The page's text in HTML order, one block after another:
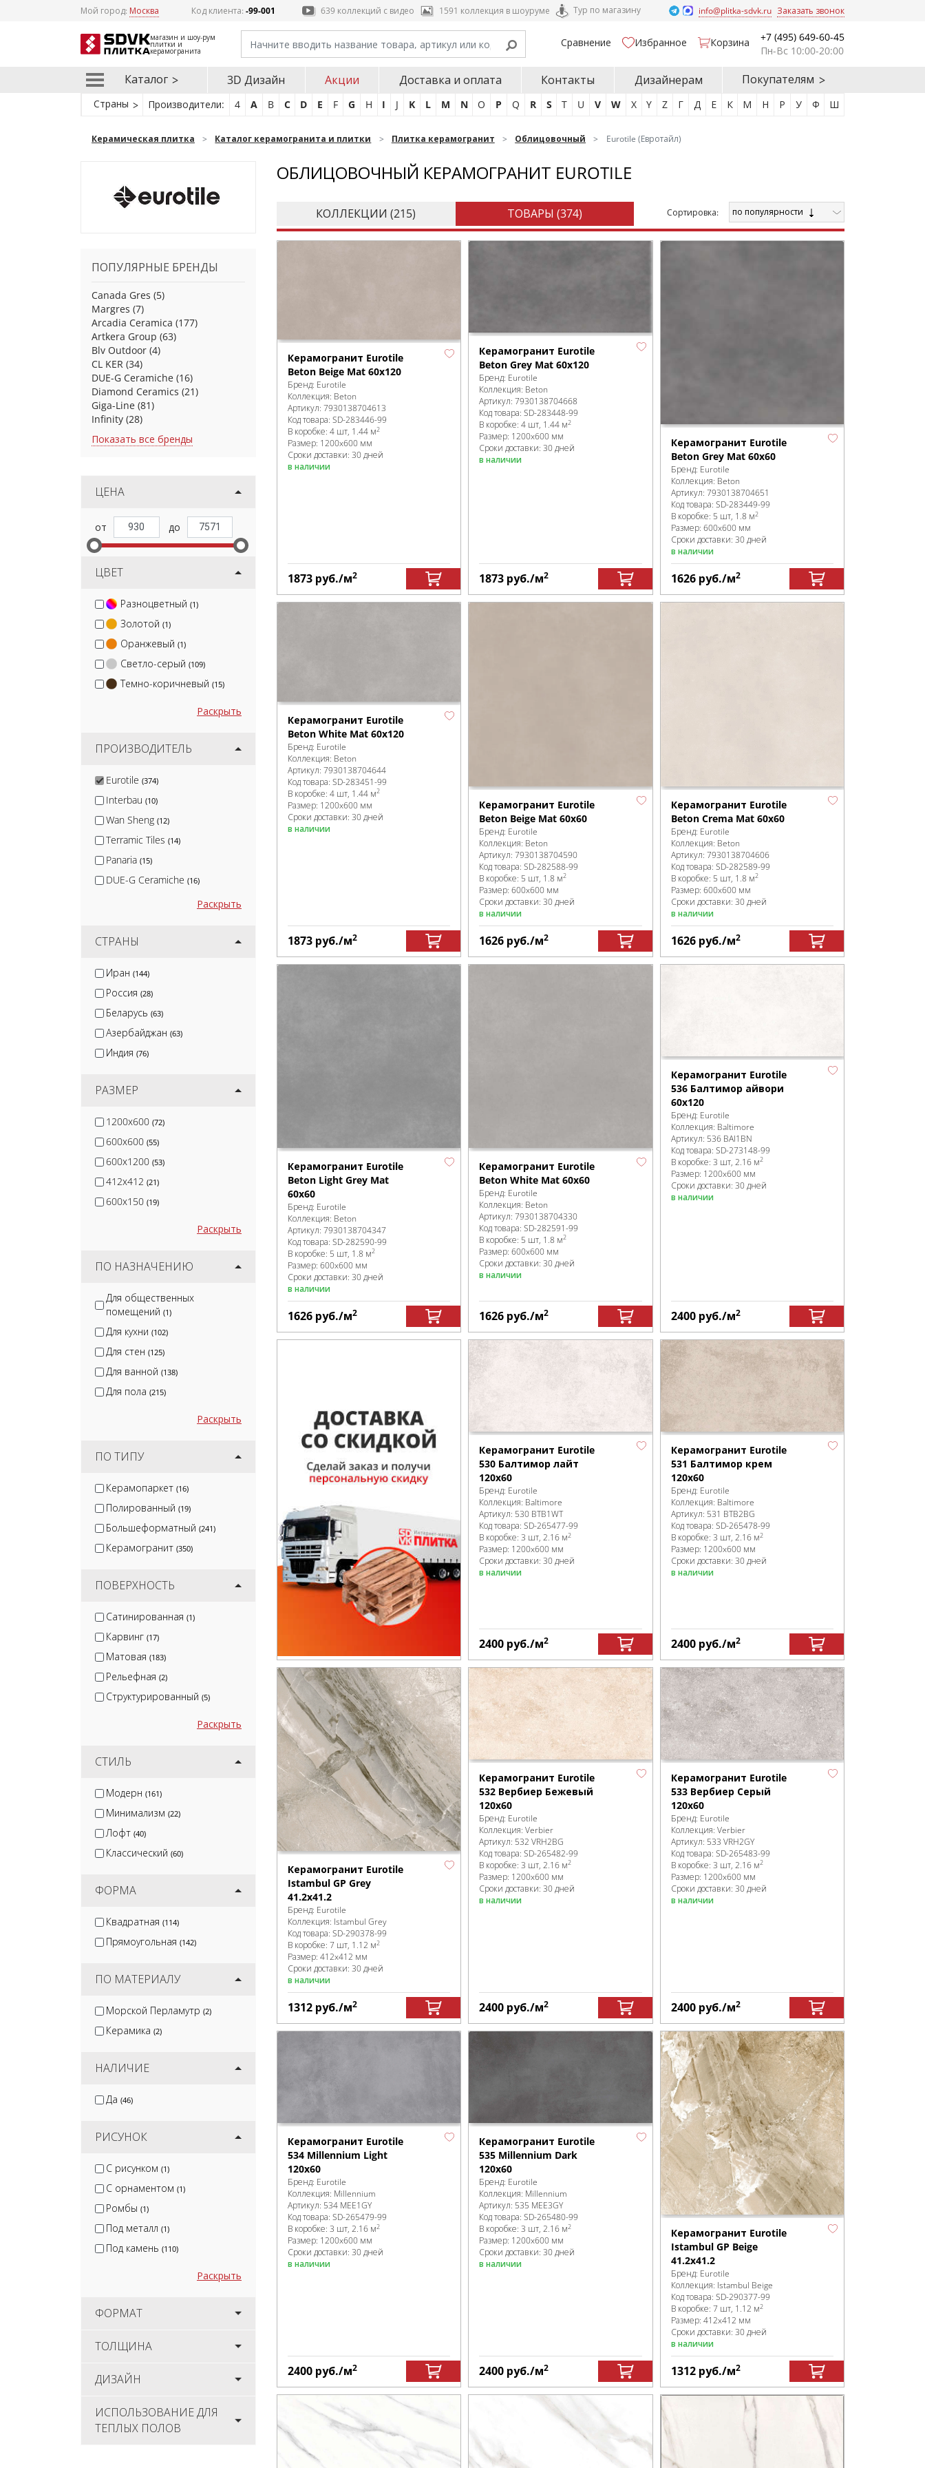
Мой город: Москва Код клиента: -99-001 639 коллекций с видео 1591 коллекция в шоуруме Тур по магазину info@plitka-sdvk.ru Заказать звонок
магазин и шоу-рум
плитки и
керамогранита
Сравнение Избранное Корзина
+7 (495) 649-60-45
Пн-Вс 10:00-20:00
Каталог 3D Дизайн Акции Доставка и оплата Контакты Дизайнерам Покупателям
Страны Производители: 4 A B C D E F G H I J K L M N O P Q R S T U V W X Y Z Г Д Е К М Н Р У Ф Ш
Керамическая плитка Каталог керамогранита и плитки Плитка керамогранит Облицовочный Eurotile (Евротайл)
ПОПУЛЯРНЫЕ БРЕНДЫ
Canada Gres (5)
Margres (7)
Arcadia Ceramica (177)
Artkera Group (63)
Blv Outdoor (4)
CL KER (34)
DUE-G Ceramiche (16)
Diamond Ceramics (21)
Giga-Line (81)
Infinity (28)
Показать все бренды
ЦЕНА
ЦВЕТ
Разноцветный (1)
Золотой (1)
Оранжевый (1)
Светло-серый (109)
Темно-коричневый (15)
Раскрыть
ПРОИЗВОДИТЕЛЬ
Eurotile (374)
Interbau (10)
Wan Sheng (12)
Terramic Tiles (14)
Panaria (15)
DUE-G Ceramiche (16)
KerLab
Diamond Ceramics
Metlah.Store
Раскрыть
СТРАНЫ
Иран (144)
Россия (28)
Беларусь (63)
Азербайджан (63)
Индия (76)
РАЗМЕР
1200x600 (72)
600x600 (55)
600x1200 (53)
412x412 (21)
600x150 (19)
Раскрыть
ПО НАЗНАЧЕНИЮ
Для общественных
помещений (1)
Для кухни (102)
Для стен (125)
Для ванной (138)
Для пола (215)
Раскрыть
ПО ТИПУ
Керамопаркет (16)
Полированный (19)
Большеформатный (241)
Керамогранит (350)
ПОВЕРХНОСТЬ
Сатинированная (1)
Карвинг (17)
Матовая (183)
Рельефная (2)
Структурированный (5)
Раскрыть
СТИЛЬ
Модерн (161)
Минимализм (22)
Лофт (40)
Классический (60)
ФОРМА
Квадратная (114)
Прямоугольная (142)
ПО МАТЕРИАЛУ
Морской Перламутр (2)
Керамика (2)
НАЛИЧИЕ
Да (46)
РИСУНОК
С рисунком (1)
С орнаментом (1)
Ромбы (1)
Под металл (1)
Под камень (110)
Раскрыть
ФОРМАТ
ТОЛЩИНА
ДИЗАЙН
ИСПОЛЬЗОВАНИЕ ДЛЯ
ТЕПЛЫХ ПОЛОВ
ОБЛИЦОВОЧНЫЙ КЕРАМОГРАНИТ EUROTILE
КОЛЛЕКЦИИ (215) ТОВАРЫ (374) Cортировка: по популярности
Керамогранит Eurotile
Beton Beige Mat 60x120
Бренд: Eurotile
Коллекция: Beton
Артикул: 7930138704613
Код товара: SD-283446-99
В коробке: 4 шт, 1.44 м2
Размер: 1200x600 мм
Сроки доставки: 30 дней
в наличии
1873 руб./м2
Керамогранит Eurotile
Beton Grey Mat 60x120
Бренд: Eurotile
Коллекция: Beton
Артикул:7930138704668
Код товара:SD-283448-99
В коробке:4 шт, 1.44 м2
Размер: 1200x600 мм
Сроки доставки: 30 дней
в наличии
1873 руб./м2
Керамогранит Eurotile
Beton Grey Mat 60x60
Бренд: Eurotile
Коллекция: Beton
Артикул: 7930138704651
Код товара: SD-283449-99
В коробке: 5 шт, 1.8 м2
Размер: 600x600 мм
Сроки доставки: 30 дней
в наличии
1626 руб./м2
Керамогранит Eurotile
Beton White Mat 60x120
Бренд: Eurotile
Коллекция: Beton
Артикул: 7930138704644
Код товара: SD-283451-99
В коробке: 4 шт, 1.44 м2
Размер: 1200x600 мм
Сроки доставки: 30 дней
в наличии
1873 руб./м2
Керамогранит Eurotile
Beton Beige Mat 60x60
Бренд: Eurotile
Коллекция: Beton
Артикул:7930138704590
Код товара:SD-282588-99
В коробке: 5 шт, 1.8 м2
Размер:600x600 мм
Сроки доставки: 30 дней
в наличии
1626 руб./м2
Керамогранит Eurotile
Beton Crema Mat 60x60
Бренд: Eurotile
Коллекция: Beton
Артикул: 7930138704606
Код товара: SD-282589-99
В коробке: 5 шт, 1.8 м2
Размер: 600x600 мм
Сроки доставки: 30 дней
в наличии
1626 руб./м2
Керамогранит Eurotile
Beton Light Grey Mat
60x60
Бренд: Eurotile
Коллекция: Beton
Артикул: 7930138704347
Код товара: SD-282590-99
В коробке: 5 шт, 1.8 м2
Размер: 600x600 мм
Сроки доставки: 30 дней
в наличии
1626 руб./м2
Керамогранит Eurotile
Beton White Mat 60x60
Бренд: Eurotile
Коллекция: Beton
Артикул:7930138704330
Код товара:SD-282591-99
В коробке: 5 шт, 1.8 м2
Размер:600x600 мм
Сроки доставки: 30 дней
в наличии
1626 руб./м2
Керамогранит Eurotile
536 Балтимор айвори
60x120
Бренд: Eurotile
Коллекция: Baltimore
Артикул: 536 BAI1BN
Код товара: SD-273148-99
В коробке: 3 шт, 2.16 м2
Размер: 1200x600 мм
Сроки доставки: 30 дней
в наличии
2400 руб./м2
Керамогранит Eurotile
530 Балтимор лайт
120x60
Бренд: Eurotile
Коллекция: Baltimore
Артикул: 530 BTB1WT
Код товара:SD-265477-99
В коробке:3 шт, 2.16 м2
Размер: 1200x600 мм
Сроки доставки: 30 дней
в наличии
2400 руб./м2
Керамогранит Eurotile
531 Балтимор крем
120x60
Бренд: Eurotile
Коллекция: Baltimore
Артикул: 531 BTB2BG
Код товара: SD-265478-99
В коробке: 3 шт, 2.16 м2
Размер: 1200x600 мм
Сроки доставки: 30 дней
в наличии
2400 руб./м2
Керамогранит Eurotile
Istambul GP Grey
41.2x41.2
Бренд: Eurotile
Коллекция: Istambul Grey
Код товара: SD-290378-99
В коробке: 7 шт, 1.12 м2
Размер: 412x412 мм
Сроки доставки: 30 дней
в наличии
1312 руб./м2
Керамогранит Eurotile
532 Вербиер Бежевый
120х60
Бренд: Eurotile
Коллекция:Verbier
Артикул: 532 VRH2BG
Код товара:SD-265482-99
В коробке:3 шт, 2.16 м2
Размер: 1200x600 мм
Сроки доставки: 30 дней
в наличии
2400 руб./м2
Керамогранит Eurotile
533 Вербиер Серый
120х60
Бренд: Eurotile
Коллекция: Verbier
Артикул: 533 VRH2GY
Код товара: SD-265483-99
В коробке: 3 шт, 2.16 м2
Размер: 1200x600 мм
Сроки доставки: 30 дней
в наличии
2400 руб./м2
Керамогранит Eurotile
534 Millennium Light
120х60
Бренд: Eurotile
Коллекция: Millennium
Артикул: 534 MEE1GY
Код товара: SD-265479-99
В коробке: 3 шт, 2.16 м2
Размер: 1200x600 мм
Сроки доставки: 30 дней
в наличии
2400 руб./м2
Керамогранит Eurotile
535 Millennium Dark
120х60
Бренд: Eurotile
Коллекция: Millennium
Артикул: 535 MEE3GY
Код товара:SD-265480-99
В коробке:3 шт, 2.16 м2
Размер: 1200x600 мм
Сроки доставки: 30 дней
в наличии
2400 руб./м2
Керамогранит Eurotile
Istambul GP Beige
41.2x41.2
Бренд: Eurotile
Коллекция: Istambul Beige
Код товара: SD-290377-99
В коробке: 7 шт, 1.12 м2
Размер: 412x412 мм
Сроки доставки: 30 дней
в наличии
1312 руб./м2